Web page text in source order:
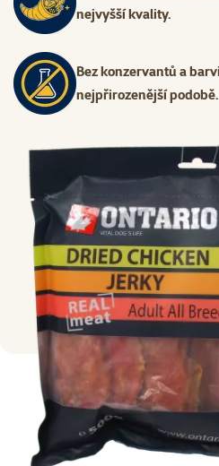
nejvyšší kvality.
Bez konzervantů a
nejpřirozenější podobě.